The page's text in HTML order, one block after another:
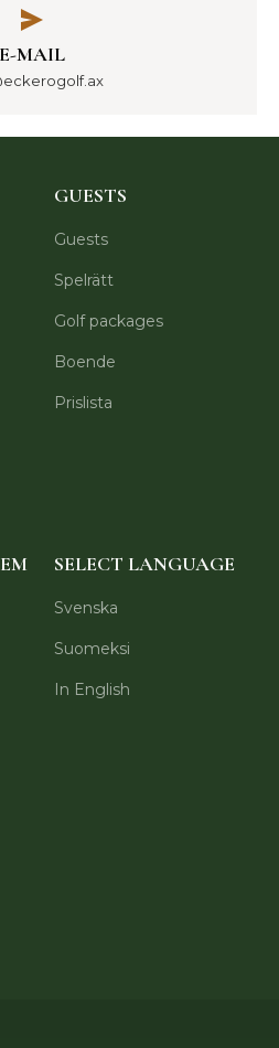
E-MAIL
GUESTS
Guests
Spelrätt
Golf packages
Boende
Prislista
SELECT LANGUAGE
Svenska
Suomeksi
In English